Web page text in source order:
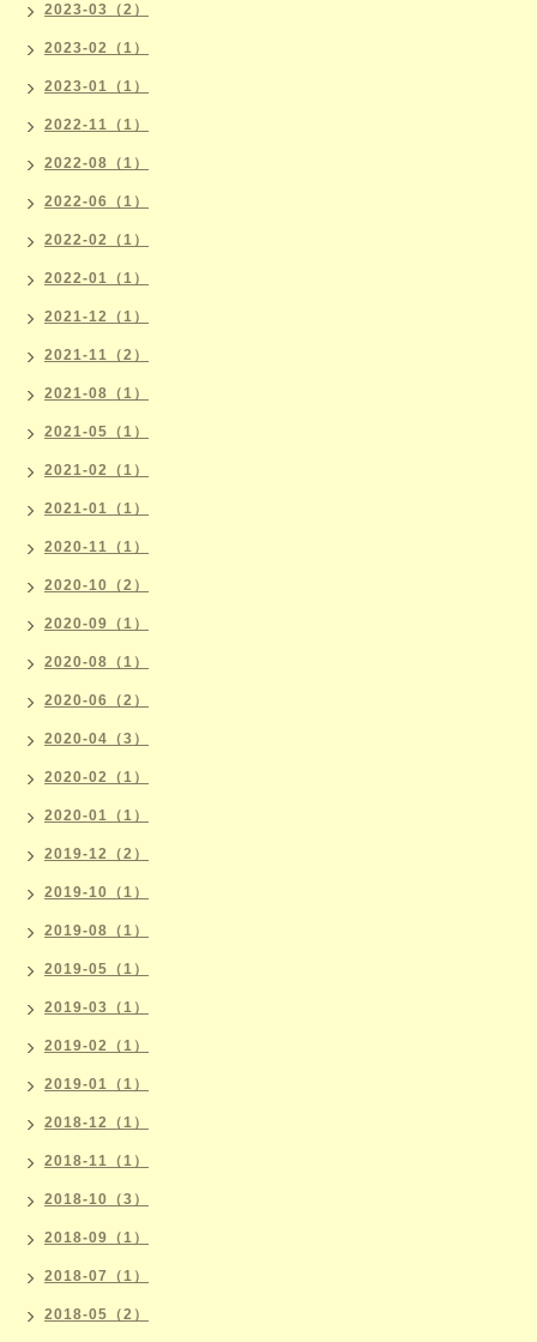
2023-03（2）
2023-02（1）
2023-01（1）
2022-11（1）
2022-08（1）
2022-06（1）
2022-02（1）
2022-01（1）
2021-12（1）
2021-11（2）
2021-08（1）
2021-05（1）
2021-02（1）
2021-01（1）
2020-11（1）
2020-10（2）
2020-09（1）
2020-08（1）
2020-06（2）
2020-04（3）
2020-02（1）
2020-01（1）
2019-12（2）
2019-10（1）
2019-08（1）
2019-05（1）
2019-03（1）
2019-02（1）
2019-01（1）
2018-12（1）
2018-11（1）
2018-10（3）
2018-09（1）
2018-07（1）
2018-05（2）